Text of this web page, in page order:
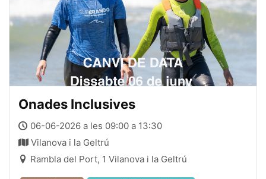
Onades Inclusives
06-06-2026 a les 09:00 a 13:30
Vilanova i la Geltrú
Rambla del Port, 1 Vilanova i la Geltrú